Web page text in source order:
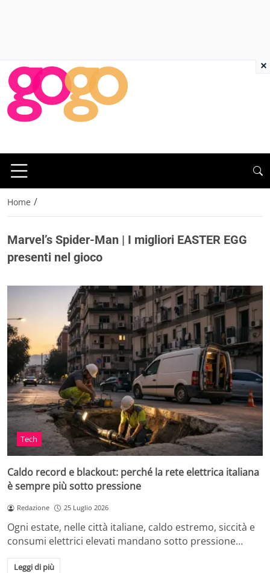
Home /
Marvel’s Spider-Man | I migliori EASTER EGG
presenti nel gioco
Tech
Caldo record e blackout: perché la rete elettrica italiana
è sempre più sotto pressione
Redazione 25 Luglio 2026
Ogni estate, nelle città italiane, caldo estremo, siccità e
consumi elettrici elevati mandano sotto pressione…
Leggi di più
×